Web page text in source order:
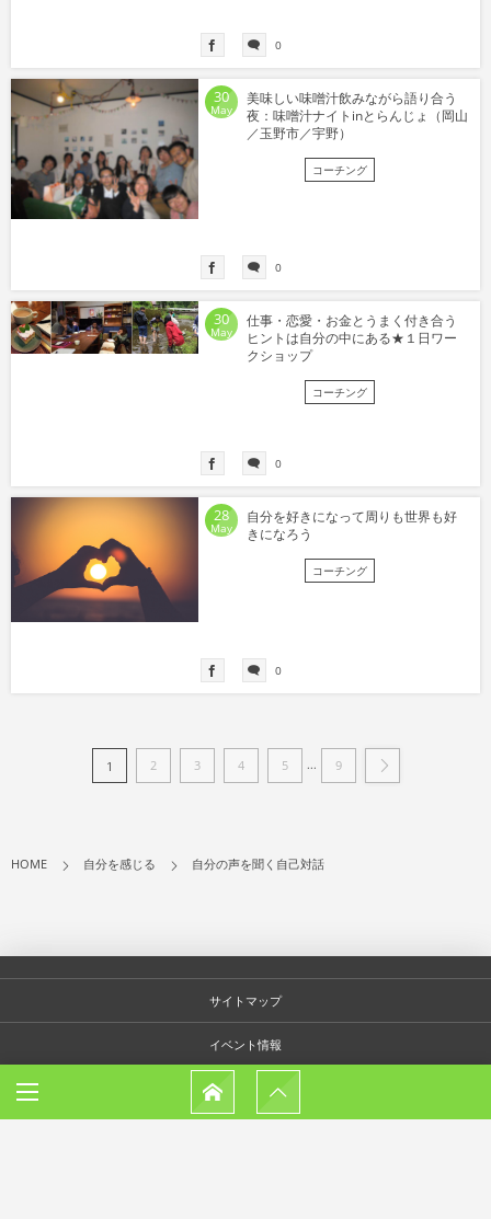
0
30
May
美味しい味噌汁飲みながら語り合う
夜：味噌汁ナイトinとらんじょ（岡山
／玉野市／宇野）
コーチング
0
30
May
仕事・恋愛・お金とうまく付き合う
ヒントは自分の中にある★１日ワー
クショップ
コーチング
0
28
May
自分を好きになって周りも世界も好
きになろう
コーチング
0
1 2 3 4 5 ... 9
HOME 自分を感じる 自分の声を聞く自己対話
サイトマップ
イベント情報
お客様の声